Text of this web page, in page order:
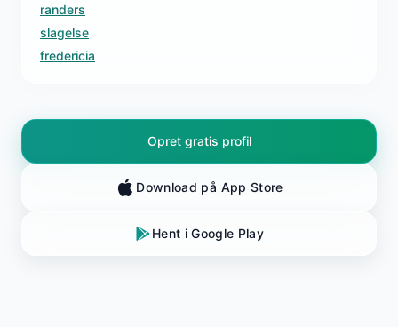
randers
slagelse
fredericia
Opret gratis profil
Download på App Store
Hent i Google Play